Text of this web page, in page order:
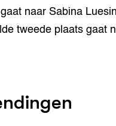
naar Sabina
tweede plaats gaat